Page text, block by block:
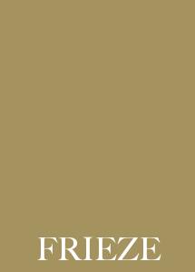
FRIEZE